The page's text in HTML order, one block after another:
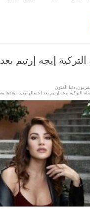
إيجه إرتيم بعد
,دنيا الفنون
التركية إيجه إرتيم بعد احتفالها بعيد ميلادها